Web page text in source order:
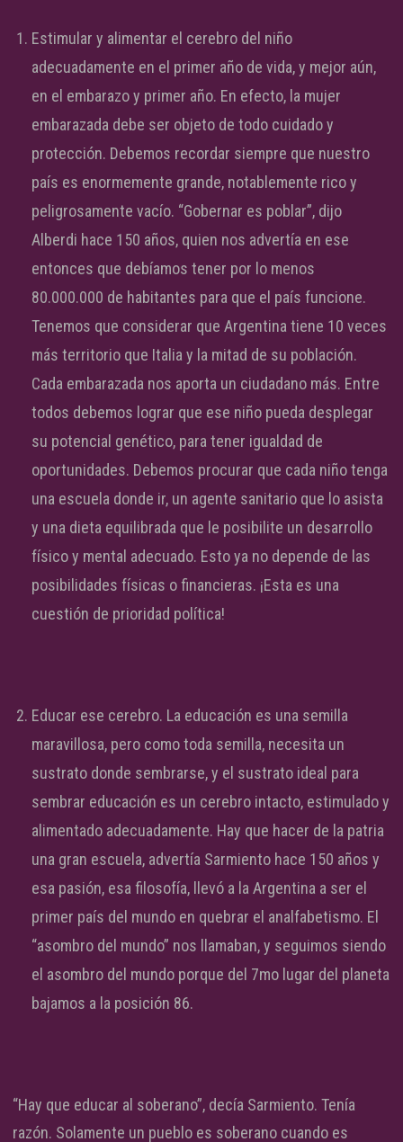
Estimular y alimentar el cerebro del niño
adecuadamente en el primer año de vida, y mejor aún,
en el embarazo y primer año. En efecto, la mujer
embarazada debe ser objeto de todo cuidado y
protección. Debemos recordar siempre que nuestro
país es enormemente grande, notablemente rico y
peligrosamente vacío. “Gobernar es poblar”, dijo
Alberdi hace 150 años, quien nos advertía en ese
entonces que debíamos tener por lo menos
80.000.000 de habitantes para que el país funcione.
Tenemos que considerar que Argentina tiene 10 veces
más territorio que Italia y la mitad de su población.
Cada embarazada nos aporta un ciudadano más. Entre
todos debemos lograr que ese niño pueda desplegar
su potencial genético, para tener igualdad de
oportunidades. Debemos procurar que cada niño tenga
una escuela donde ir, un agente sanitario que lo asista
y una dieta equilibrada que le posibilite un desarrollo
físico y mental adecuado. Esto ya no depende de las
posibilidades físicas o financieras. ¡Esta es una
cuestión de prioridad política!
Educar ese cerebro. La educación es una semilla
maravillosa, pero como toda semilla, necesita un
sustrato donde sembrarse, y el sustrato ideal para
sembrar educación es un cerebro intacto, estimulado y
alimentado adecuadamente. Hay que hacer de la patria
una gran escuela, advertía Sarmiento hace 150 años y
esa pasión, esa filosofía, llevó a la Argentina a ser el
primer país del mundo en quebrar el analfabetismo. El
“asombro del mundo” nos llamaban, y seguimos siendo
el asombro del mundo porque del 7mo lugar del planeta
bajamos a la posición 86.
“Hay que educar al soberano”, decía Sarmiento. Tenía
razón. Solamente un pueblo es soberano cuando es